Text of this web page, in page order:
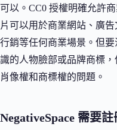
可以。CC0 授權明確允許商
片可以用於商業網站、廣
行銷等任何商業場景。但
識的人物臉部或品牌商標
肖像權和商標權的問題。
NegativeSpace 需要